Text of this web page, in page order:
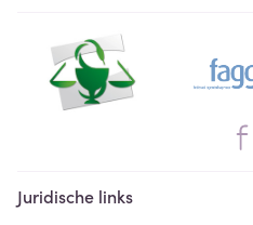
Juridische links